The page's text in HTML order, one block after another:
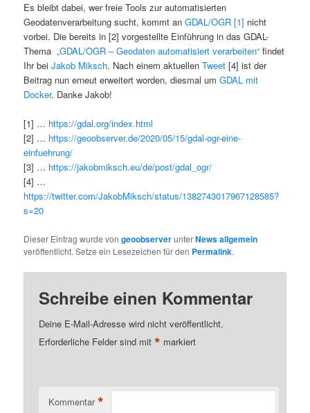
Es bleibt dabei, wer freie Tools zur automatisierten
Geodatenverarbeitung sucht, kommt anGDAL/OGR [1] nicht
vorbei. Die bereits in [2] vorgestellte Einführung in das GDAL-
Thema„GDAL/OGR – Geodaten automatisiert verarbeiten“ findet
Ihr beiJakob Miksch. Nach einem aktuellenTweet [4] ist der
Beitrag nun erneut erweitert worden, diesmal umGDAL mit
Docker. Danke Jakob!
[1] … https://gdal.org/index.html
[2] … https://geoobserver.de/2020/05/15/gdal-ogr-eine-
einfuehrung/
[3] … https://jakobmiksch.eu/de/post/gdal_ogr/
[4] …
https://twitter.com/JakobMiksch/status/1382743017967128585?
s=20
Dieser Eintrag wurde vongeoobserverunterNews allgemein
veröffentlicht. Setze ein Lesezeichen für den Permalink.
Schreibe einen Kommentar
Deine E-Mail-Adresse wird nicht veröffentlicht.
Erforderliche Felder sind mit* markiert
Kommentar *